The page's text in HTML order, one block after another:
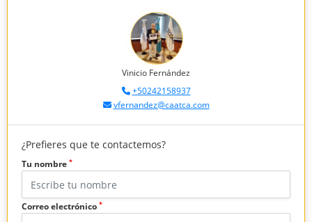
Vinicio Fernández
+50242158937
vfernandez@caatca.com
¿Prefieres que te contactemos?
Tu nombre *
Correo electrónico *